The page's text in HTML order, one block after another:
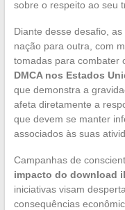
sobre o respeito ao seu
Diante desse desafio, as
nação para outra, com
tomadas para combater
DMCA nos Estados
que demonstra a
afeta diretamente a
que devem se manter
associados às suas
Campanhas de
impacto do download
iniciativas visam
consequências